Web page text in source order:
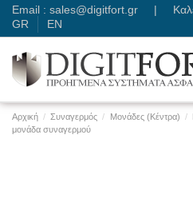
Email : sales@digitfort.gr |
GR
EN
Αρχική Συναγερμός Μονάδες (Κέντρα)
μονάδα συναγερμού